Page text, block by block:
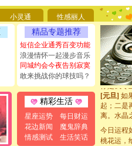
小灵通 性感丽人
精品专题推荐
短信企业通秀百变功能
浪漫情怀一起漫步音乐
同城约会今夜告别寂寞
敢来挑战你的球技吗？
精彩生活
星座运势
每日财运
花边新闻
魔鬼辞典
情感测试
生活笑话
[圣诞节]
能正大光
天都要快
[圣诞节]
如意,快
[元旦]看
断电。爱
你是我专
[元旦] 如
起；二是
离。水晶
[元旦] 当
泣，这痛
卖了。水
今日运程
桃花运，